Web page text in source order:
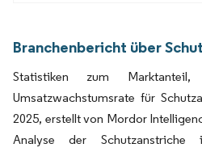
Branchenbericht über
Statistiken zum
Umsatzwachstumsrate für
2025, erstellt von Mordor
Analyse der